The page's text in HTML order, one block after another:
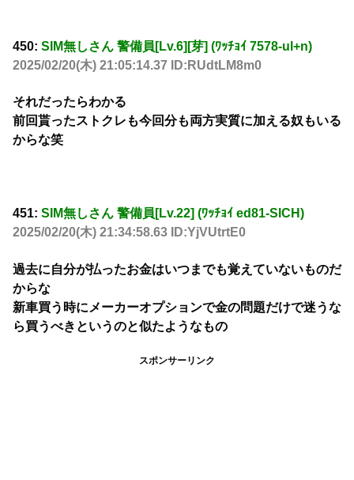
450: SIM無しさん 警備員[Lv.6][芽] (ﾜｯﾁｮｲ 7578-ul+n)
2025/02/20(木) 21:05:14.37 ID:RUdtLM8m0
それだったらわかる
前回貰ったストクレも今回分も両方実質に加える奴もいる
からな笑
451: SIM無しさん 警備員[Lv.22] (ﾜｯﾁｮｲ ed81-SlCH)
2025/02/20(木) 21:34:58.63 ID:YjVUtrtE0
過去に自分が払ったお金はいつまでも覚えていないものだ
からな
新車買う時にメーカーオプションで金の問題だけで迷うな
ら買うべきというのと似たようなもの
スポンサーリンク